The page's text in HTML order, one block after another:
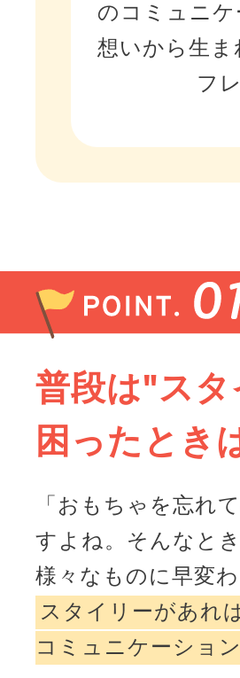
のコミュニ
想いから生ま
フ
普段は"ス
困ったとき
「おもちゃを忘れ
すよね。そんなと
様々なものに早変わ
スタイリーがあれ
コミュニケーショ